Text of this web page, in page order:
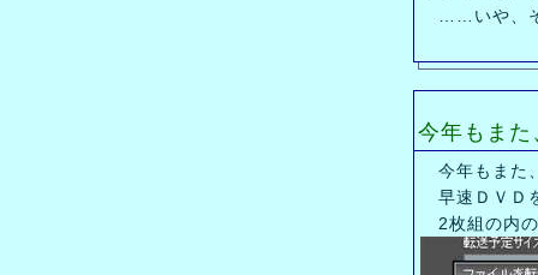
……いや、そ
今年もま
今年もまた
早速ＤＶＤ
2枚組の内